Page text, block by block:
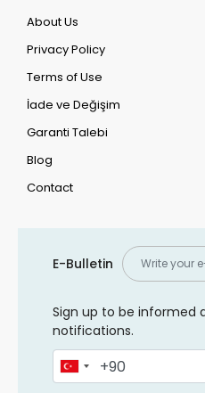
About Us
Privacy Policy
Terms of Use
İade ve Değişim
Garanti Talebi
Blog
Contact
E-Bulletin
Sign up to be informed
notifications.